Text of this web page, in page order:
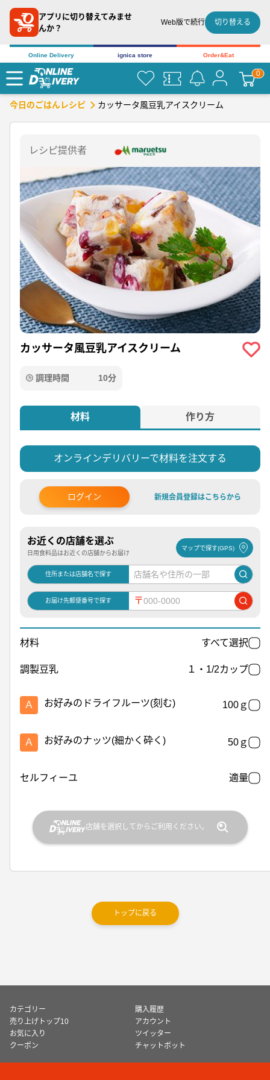
アプリに切り替えてみませ
んか？
Web版で続行 切り替える
Online Delivery ignica store Order&Eat
今日のごはんレシピ カッサータ風豆乳アイスクリーム
レシピ提供者
カッサータ風豆乳アイスクリーム
調理時間 10分
材料 作り方
オンラインデリバリーで材料を注文する
ログイン 新規会員登録はこちらから
お近くの店舗を選ぶ
日用食料品はお近くの店舗からお届け
マップで探す(GPS)
住所または店舗名で探す
お届け先郵便番号で探す 〒
材料 すべて選択
調製豆乳 １・1/2カップ
Ａ お好みのドライフルーツ(刻む) 100ｇ
Ａ お好みのナッツ(細かく砕く) 50ｇ
セルフィーユ 適量
店舗を選択してからご利用ください。
トップに戻る
カテゴリー
購入履歴
売り上げトップ10
アカウント
お気に入り
ツイッター
クーポン
チャットボット